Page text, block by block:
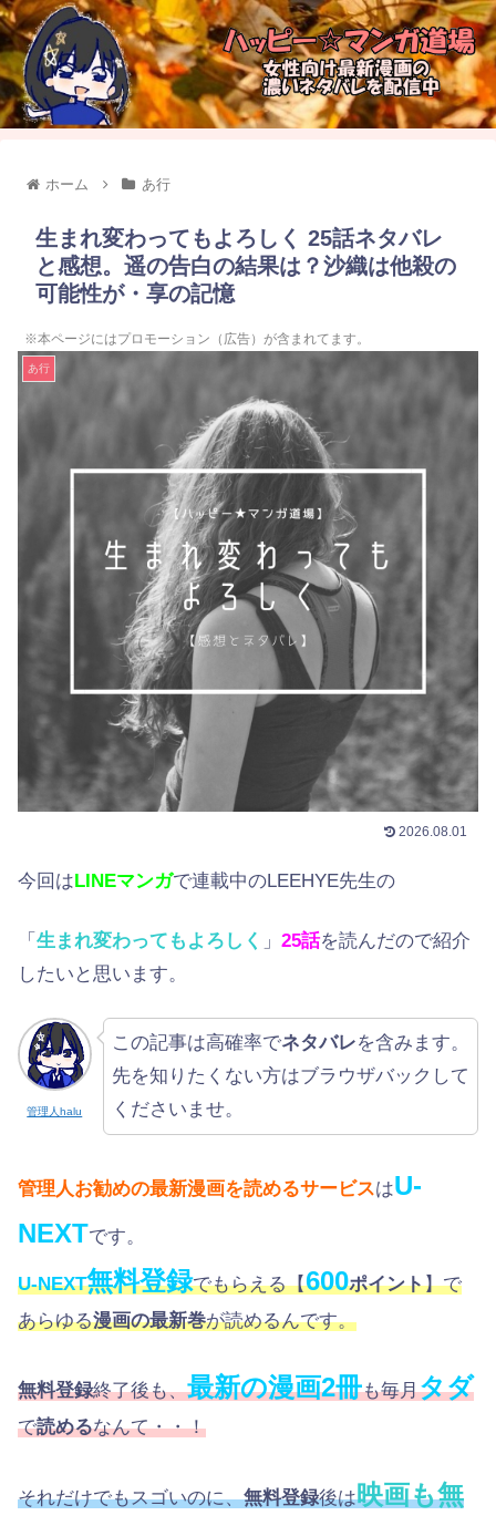
ホーム あ行
生まれ変わってもよろしく 25話ネタバレ
と感想。遥の告白の結果は？沙織は他殺の
可能性が・享の記憶
※本ページにはプロモーション（広告）が含まれてます。
あ行
2026.08.01
今回はLINEマンガで連載中のLEEHYE先生の
「 生まれ変わってもよろしく 」 25話を読んだので紹介
したいと思います。
管理人halu
この記事は高確率でネタバレを含みます。
先を知りたくない方はブラウザバックして
くださいませ。
管理人お勧めの最新漫画を読めるサービスはU-
NEXTです。
U-NEXT無料登録でもらえる【600ポイント】で
あらゆる漫画の最新巻が読めるんです。
無料登録終了後も、最新の漫画2冊も毎月タダ
で読めるなんて・・！
それだけでもスゴいのに、無料登録後は映画も無